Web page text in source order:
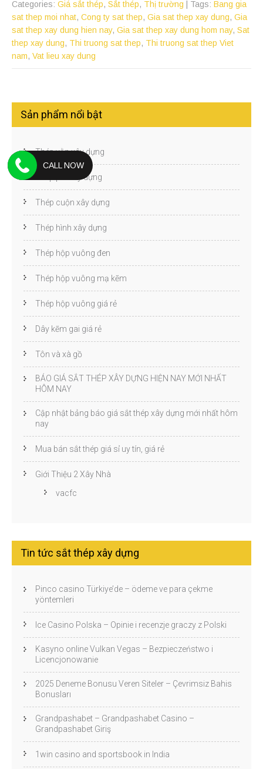
Categories: Giá sắt thép, Sắt thép, Thị trường | Tags: Bang gia
sat thep moi nhat, Cong ty sat thep, Gia sat thep xay dung, Gia
sat thep xay dung hien nay, Gia sat thep xay dung hom nay, Sat
thep xay dung, Thi truong sat thep, Thi truong sat thep Viet
nam, Vat lieu xay dung
Sản phẩm nổi bật
Thép vằn xây dựng
Thép phi xây dựng
Thép cuộn xây dựng
Thép hình xây dựng
Thép hộp vuông đen
Thép hộp vuông mạ kẽm
Thép hộp vuông giá rẻ
Dây kẽm gai giá rẻ
Tôn và xà gồ
BÁO GIÁ SẮT THÉP XÂY DỰNG HIỆN NAY MỚI NHẤT
HÔM NAY
Cập nhật bảng báo giá sắt thép xây dựng mới nhất hôm
nay
Mua bán sắt thép giá sỉ uy tín, giá rẻ
Giới Thiệu 2 Xây Nhà
vacfc
Tin tức sắt thép xây dựng
Pinco casino Türkiye’de – ödeme ve para çekme
yöntemleri
Ice Casino Polska – Opinie i recenzje graczy z Polski
Kasyno online Vulkan Vegas – Bezpieczeństwo i
Licencjonowanie
2025 Deneme Bonusu Veren Siteler – Çevrimsiz Bahis
Bonusları
Grandpashabet – Grandpashabet Casino –
Grandpashabet Giriş
1win casino and sportsbook in India
CALL NOW